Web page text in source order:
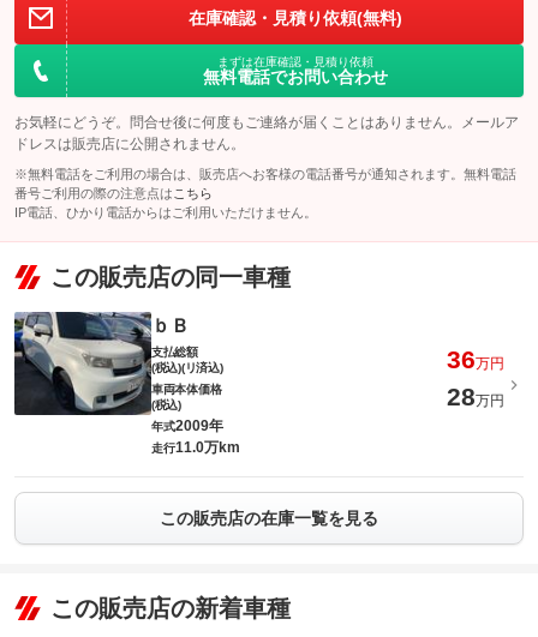
在庫確認・見積り依頼(無料)
まずは在庫確認・見積り依頼
無料電話でお問い合わせ
お気軽にどうぞ。問合せ後に何度もご連絡が届くことはありません。メールア
ドレスは販売店に公開されません。
※無料電話をご利用の場合は、販売店へお客様の電話番号が通知されます。無料電話
番号ご利用の際の注意点は こちら
IP電話、ひかり電話からはご利用いただけません。
この販売店の同一車種
ｂＢ
支払総額
(税込)(リ済込)
36万円
車両本体価格
(税込)
28万円
年式2009年
走行11.0万km
この販売店の在庫一覧を見る
この販売店の新着車種